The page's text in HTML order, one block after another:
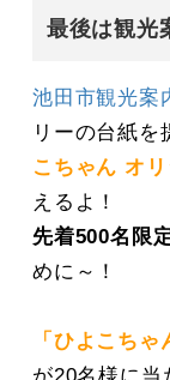
最後は観光
池田市観光案
リーの台紙を
こちゃん オ
えるよ！
先着500名限
めに～！
「ひよこち